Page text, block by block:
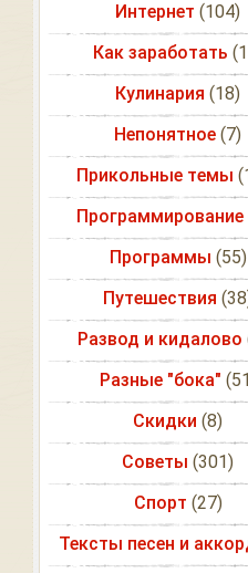
Интернет (104)
Как заработать
Кулинария (18)
Непонятное (7)
Прикольные темы
Программирование
Программы (55)
Путешествия
Развод и кидалово
Разные "бока"
Скидки (8)
Советы (301)
Спорт (27)
Тексты песен и